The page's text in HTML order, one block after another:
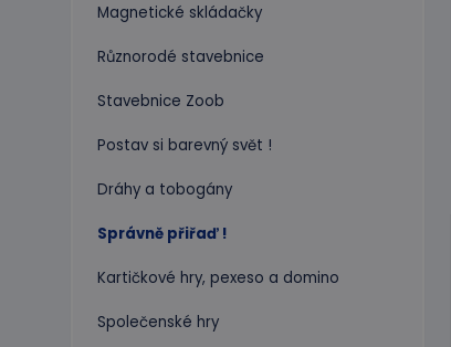
Magnetické skládačky
Různorodé stavebnice
Stavebnice Zoob
Postav si barevný svět !
Dráhy a tobogány
Správně přiřaď !
Kartičkové hry, pexeso a domino
Společenské hry